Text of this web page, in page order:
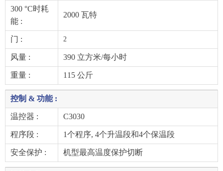
300 °C时耗
能 :
2000 瓦特
门 : 2
风量 : 390 立方米/每小时
重量 : 115 公斤
控制 & 功能 :
温控器 : C3030
程序段 : 1个程序, 4个升温段和4个保温段
安全保护 : 机型最高温度保护切断